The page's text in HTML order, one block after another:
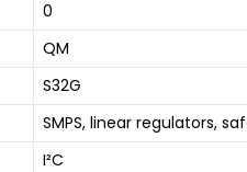
0
QM
S32G
SMPS, linear regulators,
I²C